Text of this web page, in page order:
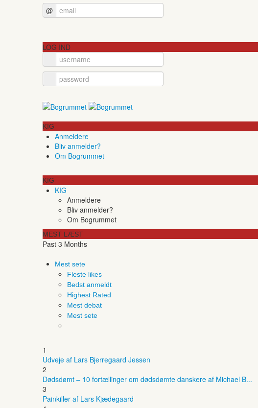
@
LOG IND
KIG
Anmeldere
Bliv anmelder?
Om Bogrummet
KIG
KIG
Anmeldere
Bliv anmelder?
Om Bogrummet
MEST LÆST
Past 3 Months
Mest sete
Fleste likes
Bedst anmeldt
Highest Rated
Mest debat
Mest sete
1
Udveje af Lars Bjerregaard Jessen
2
Dødsdømt – 10 fortællinger om dødsdømte danskere af Michael B...
3
Painkiller af Lars Kjædegaard